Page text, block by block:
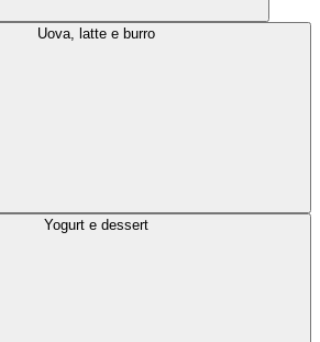
Uova, latte e burro
Yogurt e dessert